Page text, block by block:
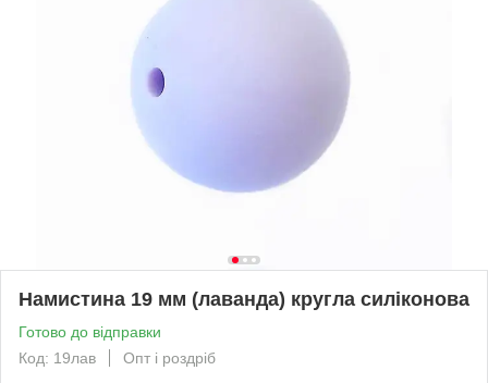
Намистина 19 мм (лаванда) кругла силіконова
Готово до відправки
Код: 19лав
Опт і роздріб